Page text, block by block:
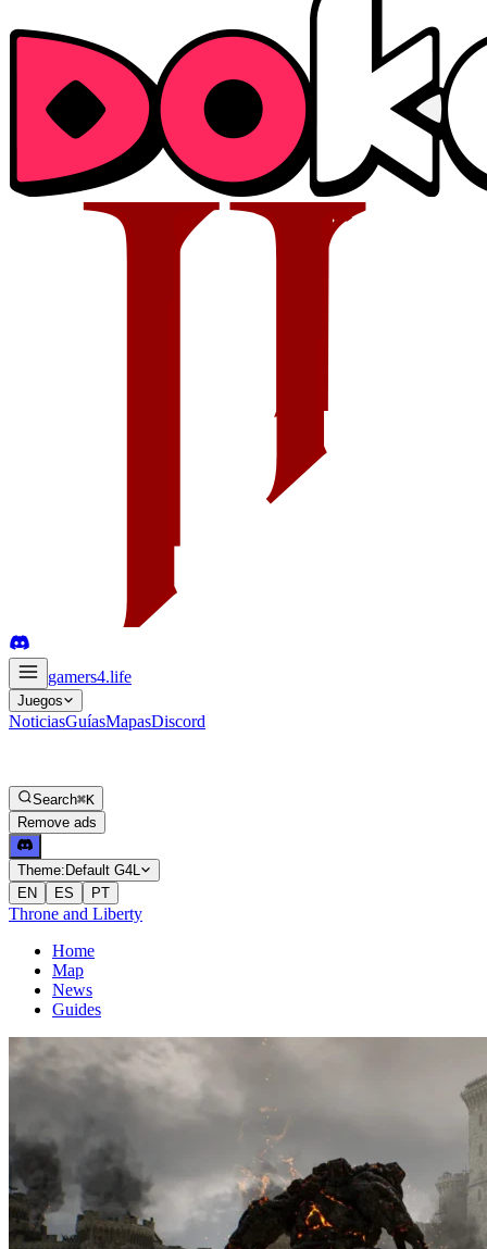
gamers4.life
Juegos
NoticiasGuíasMapasDiscord
Search⌘K
Remove ads
Theme: Default G4L
EN
ES PT
Throne and Liberty
Home
Map
News
Guides